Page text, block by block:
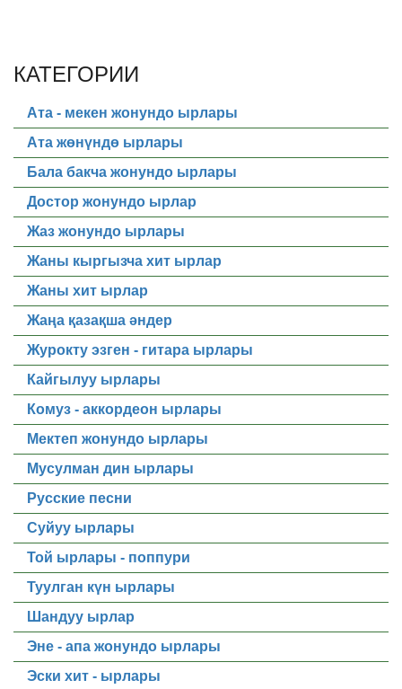
КАТЕГОРИИ
Ата - мекен жонундо ырлары
Ата жөнүндө ырлары
Бала бакча жонундо ырлары
Достор жонундо ырлар
Жаз жонундо ырлары
Жаны кыргызча хит ырлар
Жаны хит ырлар
Жаңа қазақша әндер
Журокту эзген - гитара ырлары
Кайгылуу ырлары
Комуз - аккордеон ырлары
Мектеп жонундо ырлары
Мусулман дин ырлары
Русские песни
Суйуу ырлары
Той ырлары - поппури
Туулган күн ырлары
Шандуу ырлар
Эне - апа жонундо ырлары
Эски хит - ырлары